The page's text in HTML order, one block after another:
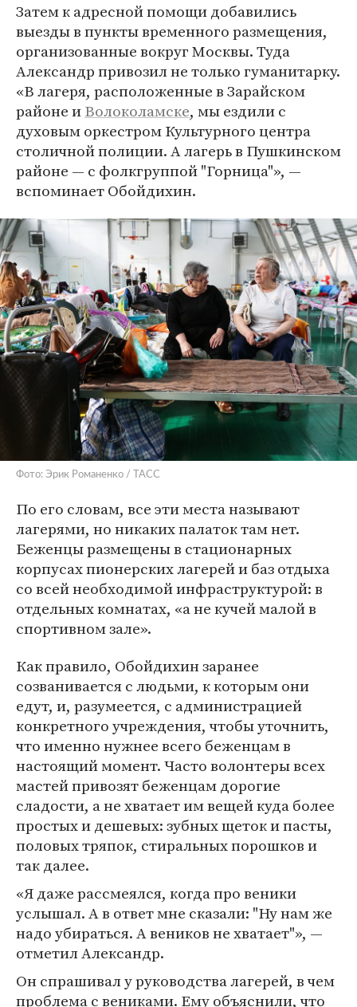
Затем к адресной помощи добавились
выезды в пункты временного размещения,
организованные вокруг Москвы. Туда
Александр привозил не только гуманитарку.
«В лагеря, расположенные в Зарайском
районе иВолоколамске, мы ездили с
духовым оркестром Культурного центра
столичной полиции. А лагерь в Пушкинском
районе — с фолкгруппой "Горница"», —
вспоминает Обойдихин.
Фото: Эрик Романенко / ТАСС
По его словам, все эти места называют
лагерями, но никаких палаток там нет.
Беженцы размещены в стационарных
корпусах пионерских лагерей и баз отдыха
со всей необходимой инфраструктурой: в
отдельных комнатах, «а не кучей малой в
спортивном зале».
Как правило, Обойдихин заранее
созванивается с людьми, к которым они
едут, и, разумеется, с администрацией
конкретного учреждения, чтобы уточнить,
что именно нужнее всего беженцам в
настоящий момент. Часто волонтеры всех
мастей привозят беженцам дорогие
сладости, а не хватает им вещей куда более
простых и дешевых: зубных щеток и пасты,
половых тряпок, стиральных порошков и
так далее.
«Я даже рассмеялся, когда про веники
услышал. А в ответ мне сказали: "Ну нам же
надо убираться. А веников не хватает"», —
отметил Александр.
Он спрашивал у руководства лагерей, в чем
проблема с вениками. Ему объяснили, что